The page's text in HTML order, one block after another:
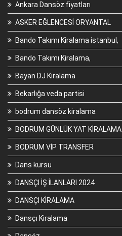
Ankara Dansöz fiyatları
ASKER EĞLENCESİ ORYANTAL
Bando Takımı Kiralama istanbul,
Bando Takımı Kiralama,
Bayan DJ Kiralama
Bekarlığa veda partisi
bodrum dansöz kiralama
BODRUM GÜNLÜK YAT KİRALAMA
BODRUM VİP TRANSFER
Dans kursu
DANSÇI İŞ İLANLARI 2024
DANSÇI KİRALAMA
Dansçı Kiralama